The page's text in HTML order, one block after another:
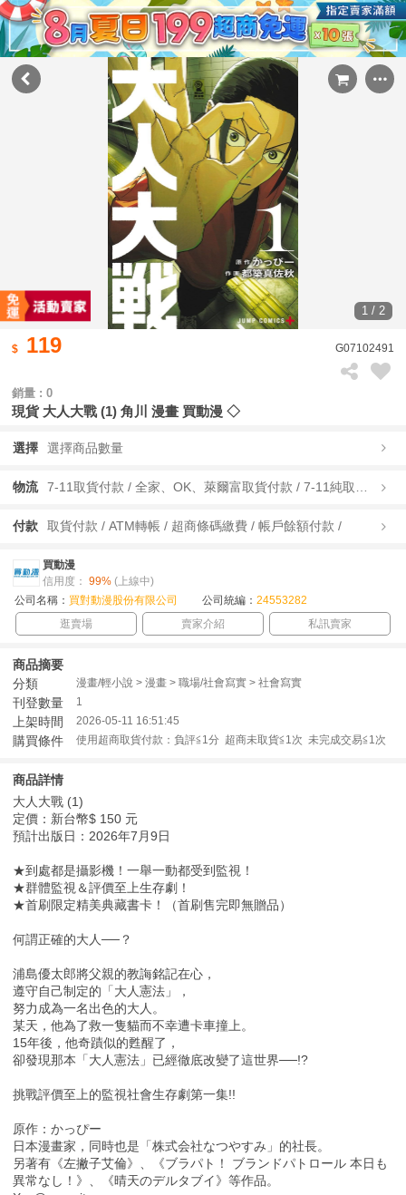
1 / 2
119 G07102491
銷量 : 0
現貨 大人大戰 (1) 角川 漫畫 買動漫 ◇
選擇 選擇商品數量
物流
付款 取貨付款 / ATM轉帳 / 超商條碼繳費 / 帳戶餘額付款 /
買動漫
信用度： 99% (上線中)
公司名稱： 買對動漫股份有限公司 公司統編： 24553282
逛賣場
賣家介紹 私訊賣家
商品摘要
分類
漫畫/輕小說 > 漫畫 > 職場/社會寫實 > 社會寫實
刊登數量 1
上架時間 2026-05-11 16:51:45
購買條件 使用超商取貨付款：負評≦1分 超商未取貨≦1次 未完成交易≦1次
商品詳情
大人大戰 (1)
定價：新台幣$ 150 元
預計出版日：2026年7月9日
★到處都是攝影機！一舉一動都受到監視！
★群體監視＆評價至上生存劇！
★首刷限定精美典藏書卡！（首刷售完即無贈品）
何謂正確的大人──？
浦島優太郎將父親的教誨銘記在心，
遵守自己制定的「大人憲法」，
努力成為一名出色的大人。
某天，他為了救一隻貓而不幸遭卡車撞上。
15年後，他奇蹟似的甦醒了，
卻發現那本「大人憲法」已經徹底改變了這世界──!?
挑戰評價至上的監視社會生存劇第一集!!
原作：かっぴー
日本漫畫家，同時也是「株式会社なつやすみ」的社長。
另著有《左撇子艾倫》、《ブラパト！ ブランドパトロール 本日も
異常なし！》、《晴天のデルタブイ》等作品。